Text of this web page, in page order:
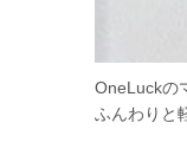
OneLuckの
ふんわりと